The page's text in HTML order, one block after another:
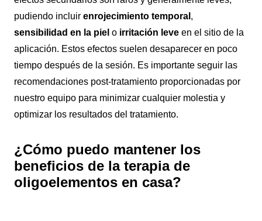
pudiendo incluir enrojecimiento temporal ,
sensibilidad en la piel o irritación leve en el sitio de la
aplicación. Estos efectos suelen desaparecer en poco
tiempo después de la sesión. Es importante seguir las
recomendaciones post-tratamiento proporcionadas por
nuestro equipo para minimizar cualquier molestia y
optimizar los resultados del tratamiento.
¿Cómo puedo mantener los
beneficios de la terapia de
oligoelementos en casa?